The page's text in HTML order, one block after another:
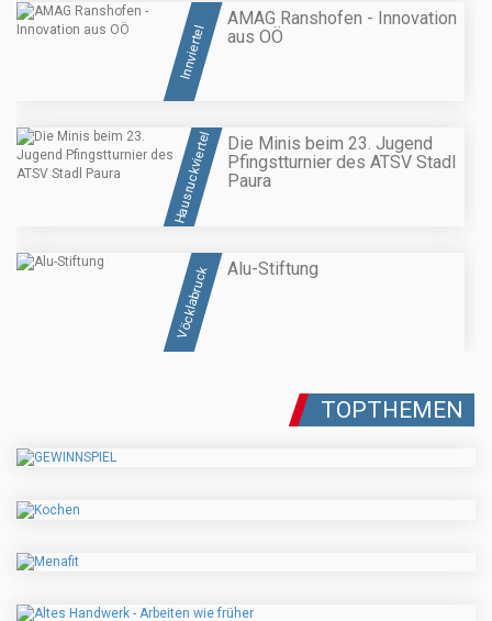
Innviertel
AMAG Ranshofen - Innovation
aus OÖ
Hausruckviertel
Die Minis beim 23. Jugend
Pfingstturnier des ATSV Stadl
Paura
Vöcklabruck Alu-Stiftung
TOPTHEMEN